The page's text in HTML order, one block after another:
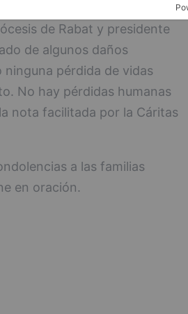
presentada por Mons.
de Rabat y presidente
de algunos daños
ninguna pérdida de vidas
No hay pérdidas humanas
nota facilitada por la Cáritas
a las familias
en oración.